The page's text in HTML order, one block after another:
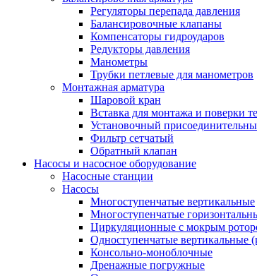
Регуляторы перепада давления
Балансировочные клапаны
Компенсаторы гидроударов
Редукторы давления
Манометры
Трубки петлевые для манометров
Монтажная арматура
Шаровой кран
Вставка для монтажа и поверки
Установочный
Фильтр сетчатый
Обратный клапан
Насосы и насосное оборудование
Насосные станции
Насосы
Многоступенчатые вертикальные
Многоступенчатые
Циркуляционные с мокрым
Одноступенчатые вертикальные
Консольно-моноблочные
Дренажные погружные